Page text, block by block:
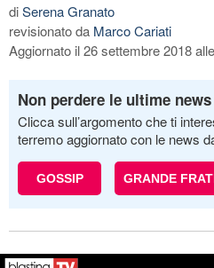
diSerena Granato
revisionato da Marco Cariati
Aggiornato il 26 settembre 2018
Non perdere le ultime news
Clicca sull’argomento che ti
terremo aggiornato con le news
GOSSIP GRANDE